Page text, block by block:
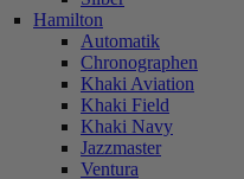
Hamilton
Automatik
Chronographen
Khaki Aviation
Khaki Field
Khaki Navy
Jazzmaster
Ventura